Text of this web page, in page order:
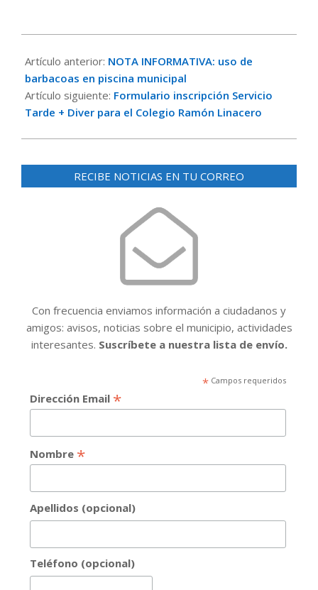
09-
05
Artículo anterior: NOTA INFORMATIVA: uso de
barbacoas en piscina municipal
Artículo siguiente: Formulario inscripción Servicio
Tarde + Diver para el Colegio Ramón Linacero
RECIBE NOTICIAS EN TU CORREO
Con frecuencia enviamos información a ciudadanos y
amigos: avisos, noticias sobre el municipio, actividades
interesantes. Suscríbete a nuestra lista de envío.
*Campos requeridos
Dirección Email *
Nombre *
Apellidos (opcional)
Teléfono (opcional)